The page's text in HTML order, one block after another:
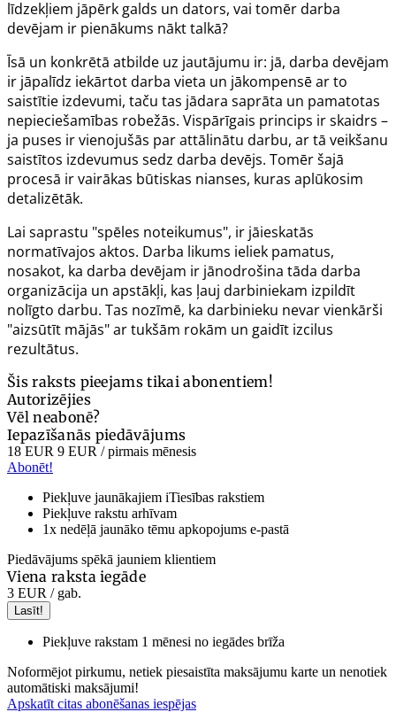
līdzekļiem jāpērk galds un dators, vai tomēr darba
devējam ir pienākums nākt talkā?
Īsā un konkrētā atbilde uz jautājumu ir: jā, darba devējam
ir jāpalīdz iekārtot darba vieta un jākompensē ar to
saistītie izdevumi, taču tas jādara saprāta un pamatotas
nepieciešamības robežās. Vispārīgais princips ir skaidrs –
ja puses ir vienojušās par attālinātu darbu, ar tā veikšanu
saistītos izdevumus sedz darba devējs. Tomēr šajā
procesā ir vairākas būtiskas nianses, kuras aplūkosim
detalizētāk.
Lai saprastu "spēles noteikumus", ir jāieskatās
normatīvajos aktos. Darba likums ieliek pamatus,
nosakot, ka darba devējam ir jānodrošina tāda darba
organizācija un apstākļi, kas ļauj darbiniekam izpildīt
nolīgto darbu. Tas nozīmē, ka darbinieku nevar vienkārši
"aizsūtīt mājās" ar tukšām rokām un gaidīt izcilus
rezultātus.
Šis raksts pieejams tikai abonentiem!
Autorizējies
Vēl neabonē?
Iepazīšanās piedāvājums
18 EUR 9 EUR / pirmais mēnesis
Abonēt!
Piekļuve jaunākajiem iTiesības rakstiem
Piekļuve rakstu arhīvam
1x nedēļā jaunāko tēmu apkopojums e-pastā
Piedāvājums spēkā jauniem klientiem
Viena raksta iegāde
3 EUR / gab.
Lasīt!
Piekļuve rakstam 1 mēnesi no iegādes brīža
Noformējot pirkumu, netiek piesaistīta maksājumu karte un nenotiek
automātiski maksājumi!
Apskatīt citas abonēšanas iespējas